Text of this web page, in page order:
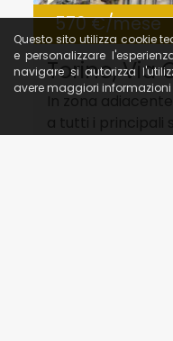
Questo sito utilizza cookie
e personalizzare
navigare si autorizza
avere maggiori
570 €/mese
Torino, Via
In zona